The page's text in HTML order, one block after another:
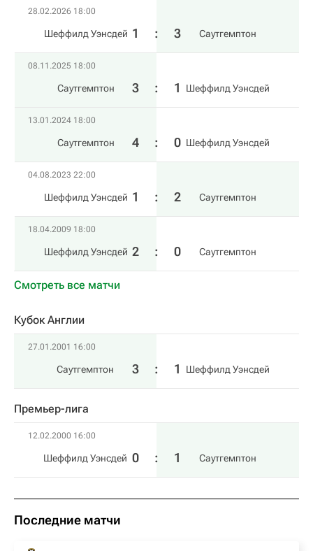
28.02.2026 18:00
Шеффилд Уэнсдей 1 : 3 Саутгемптон
08.11.2025 18:00
Саутгемптон 3 : 1 Шеффилд Уэнсдей
13.01.2024 18:00
Саутгемптон 4 : 0 Шеффилд Уэнсдей
04.08.2023 22:00
Шеффилд Уэнсдей 1 : 2 Саутгемптон
18.04.2009 18:00
Шеффилд Уэнсдей 2 : 0 Саутгемптон
Смотреть все матчи
Кубок Англии
27.01.2001 16:00
Саутгемптон 3 : 1 Шеффилд Уэнсдей
Премьер-лига
12.02.2000 16:00
Шеффилд Уэнсдей 0 : 1 Саутгемптон
Последние матчи